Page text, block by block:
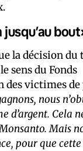
la décision
sens du Fonds
des victimes de
nous
d’argent. Cela
Mais
pour que